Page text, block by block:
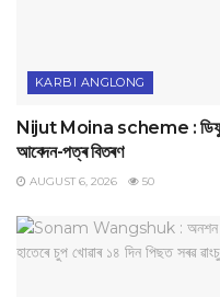
KARBI ANGLONG
Nijut Moina scheme : ডিফুত
আবেদন-পত্ৰ বিতৰণ
AUGUST 6, 2026 50